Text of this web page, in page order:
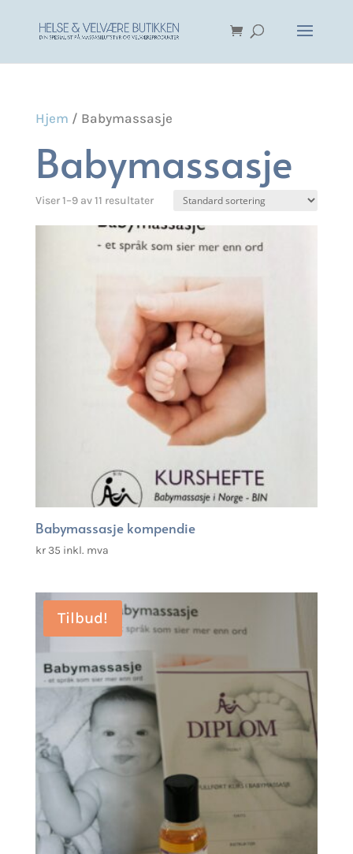
Hjem / Babymassasje
Babymassasje
Viser 1–9 av 11 resultater
Babymassasje kompendie
kr35 inkl. mva
Tilbud!